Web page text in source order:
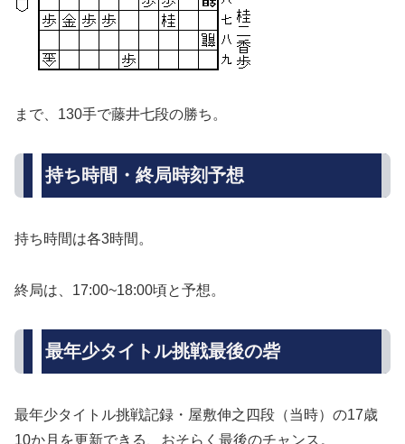
まで、130手で藤井七段の勝ち。
持ち時間・終局時刻予想
持ち時間は各3時間。
終局は、17:00~18:00頃と予想。
最年少タイトル挑戦最後の砦
最年少タイトル挑戦記録・屋敷伸之四段（当時）の17歳
10か月を更新できる、おそらく最後のチャンス。